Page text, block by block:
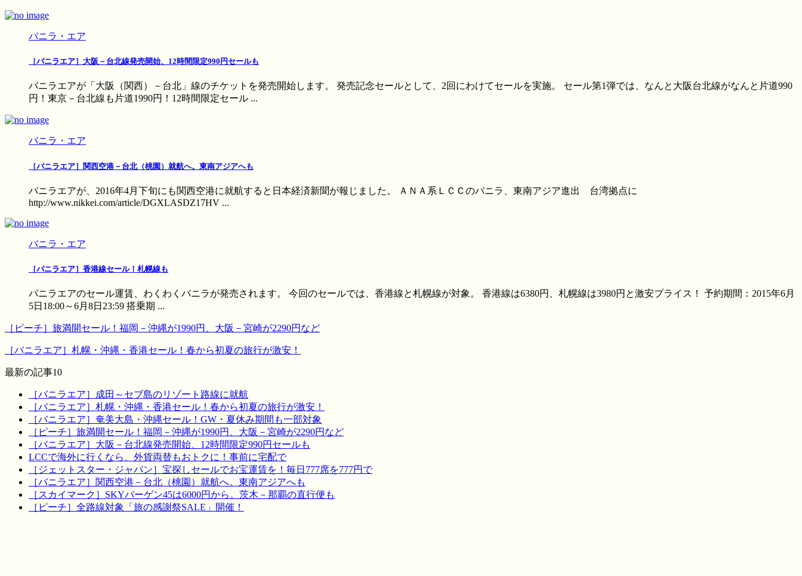
バニラ・エア
［バニラエア］大阪－台北線発売開始、12時間限定990円セールも
バニラエアが「大阪（関西）－台北」線のチケットを発売開始します。 発売記念セールとして、2回にわけてセールを実施。 セール第1弾では、なんと大阪台北線がなんと片道990
円！東京－台北線も片道1990円！12時間限定セール ...
バニラ・エア
［バニラエア］関西空港－台北（桃園）就航へ。東南アジアへも
バニラエアが、2016年4月下旬にも関西空港に就航すると日本経済新聞が報じました。 ＡＮＡ系ＬＣＣのバニラ、東南アジア進出 台湾拠点に
http://www.nikkei.com/article/DGXLASDZ17HV ...
バニラ・エア
［バニラエア］香港線セール！札幌線も
バニラエアのセール運賃、わくわくバニラが発売されます。 今回のセールでは、香港線と札幌線が対象。 香港線は6380円、札幌線は3980円と激安プライス！ 予約期間：2015年6月
5日18:00～6月8日23:59 搭乗期 ...
［ピーチ］旅満開セール！福岡－沖縄が1990円、大阪－宮崎が2290円など
［バニラエア］札幌・沖縄・香港セール！春から初夏の旅行が激安！
最新の記事10
［バニラエア］成田～セブ島のリゾート路線に就航
［バニラエア］札幌・沖縄・香港セール！春から初夏の旅行が激安！
［バニラエア］奄美大島・沖縄セール！GW・夏休み期間も一部対象
［ピーチ］旅満開セール！福岡－沖縄が1990円、大阪－宮崎が2290円など
［バニラエア］大阪－台北線発売開始、12時間限定990円セールも
LCCで海外に行くなら、外貨両替もおトクに！事前に宅配で
［ジェットスター・ジャパン］宝探しセールでお宝運賃を！毎日777席を777円で
［バニラエア］関西空港－台北（桃園）就航へ。東南アジアへも
［スカイマーク］SKYバーゲン45は6000円から。茨木－那覇の直行便も
［ピーチ］全路線対象「旅の感謝祭SALE」開催！